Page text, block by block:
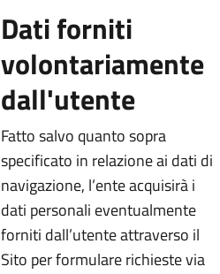
Dati forniti
volontariamente
dall'utente
Fatto salvo quanto sopra
specificato in relazione ai dati di
navigazione, l’ente acquisirà i
dati personali eventualmente
forniti dall’utente attraverso il
Sito per formulare richieste via